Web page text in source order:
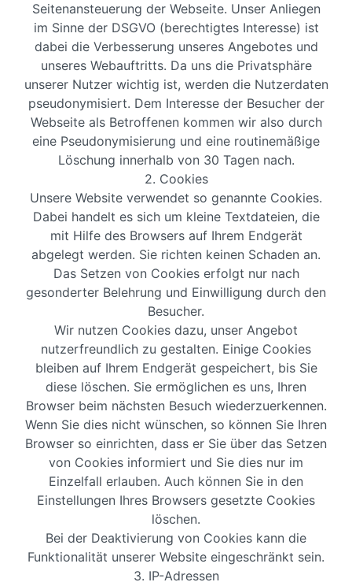
Seitenansteuerung der Webseite. Unser Anliegen
im Sinne der DSGVO (berechtigtes Interesse) ist
dabei die Verbesserung unseres Angebotes und
unseres Webauftritts. Da uns die Privatsphäre
unserer Nutzer wichtig ist, werden die Nutzerdaten
pseudonymisiert. Dem Interesse der Besucher der
Webseite als Betroffenen kommen wir also durch
eine Pseudonymisierung und eine routinemäßige
Löschung innerhalb von 30 Tagen nach.
2. Cookies
Unsere Website verwendet so genannte Cookies.
Dabei handelt es sich um kleine Textdateien, die
mit Hilfe des Browsers auf Ihrem Endgerät
abgelegt werden. Sie richten keinen Schaden an.
Das Setzen von Cookies erfolgt nur nach
gesonderter Belehrung und Einwilligung durch den
Besucher.
Wir nutzen Cookies dazu, unser Angebot
nutzerfreundlich zu gestalten. Einige Cookies
bleiben auf Ihrem Endgerät gespeichert, bis Sie
diese löschen. Sie ermöglichen es uns, Ihren
Browser beim nächsten Besuch wiederzuerkennen.
Wenn Sie dies nicht wünschen, so können Sie Ihren
Browser so einrichten, dass er Sie über das Setzen
von Cookies informiert und Sie dies nur im
Einzelfall erlauben. Auch können Sie in den
Einstellungen Ihres Browsers gesetzte Cookies
löschen.
Bei der Deaktivierung von Cookies kann die
Funktionalität unserer Website eingeschränkt sein.
3. IP-Adressen